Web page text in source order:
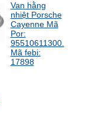
Van hằng
nhiệt Porsche
Cayenne Mã
Por:
95510611300.
Mã febi:
17898